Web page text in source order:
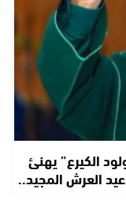
الكيرع” يهنئ
العرش المجيد..